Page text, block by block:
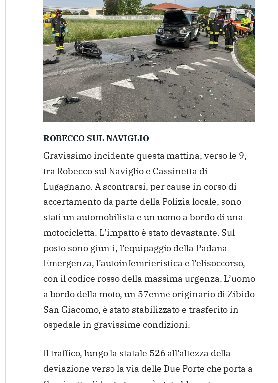
ROBECCO SUL NAVIGLIO
Gravissimo incidente questa mattina, verso le 9,
tra Robecco sul Naviglio e Cassinetta di
Lugagnano. A scontrarsi, per cause in corso di
accertamento da parte della Polizia locale, sono
stati un automobilista e un uomo a bordo di una
motocicletta. L’impatto è stato devastante. Sul
posto sono giunti, l’equipaggio della Padana
Emergenza, l’autoinfemrieristica e l’elisoccorso,
con il codice rosso della massima urgenza. L’uomo
a bordo della moto, un 57enne originario di Zibido
San Giacomo, è stato stabilizzato e trasferito in
ospedale in gravissime condizioni.
Il traffico, lungo la statale 526 all’altezza della
deviazione verso la via delle Due Porte che porta a